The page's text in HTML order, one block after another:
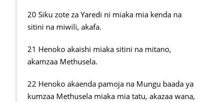
20 Siku zote za Yaredi ni miaka mia kenda na
sitini na miwili, akafa.
21 Henoko akaishi miaka sitini na mitano,
akamzaa Methusela.
22 Henoko akaenda pamoja na Mungu baada ya
kumzaa Methusela miaka mia tatu, akazaa wana,